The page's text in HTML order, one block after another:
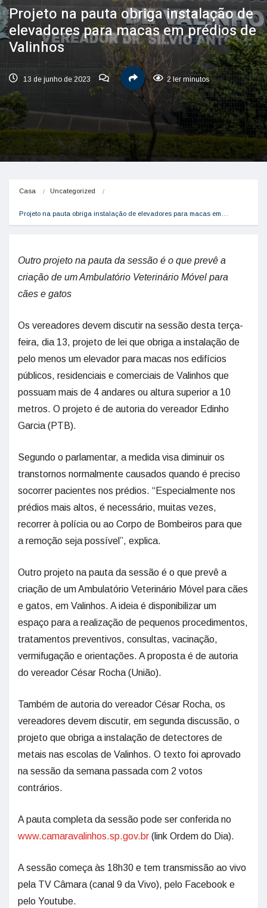
Projeto na pauta obriga instalação de
elevadores para macas em prédios de
Valinhos
13 de junho de 2023 2 ler minutos
Casa Uncategorized
Projeto na pauta obriga instalação de elevadores para macas em…
Outro projeto na pauta da sessão é o que prevê a
criação de um Ambulatório Veterinário Móvel para
cães e gatos
Os vereadores devem discutir na sessão desta terça-
feira, dia 13, projeto de lei que obriga a instalação de
pelo menos um elevador para macas nos edifícios
públicos, residenciais e comerciais de Valinhos que
possuam mais de 4 andares ou altura superior a 10
metros. O projeto é de autoria do vereador Edinho
Garcia (PTB).
Segundo o parlamentar, a medida visa diminuir os
transtornos normalmente causados quando é preciso
socorrer pacientes nos prédios. “Especialmente nos
prédios mais altos, é necessário, muitas vezes,
recorrer à polícia ou ao Corpo de Bombeiros para que
a remoção seja possível”, explica.
Outro projeto na pauta da sessão é o que prevê a
criação de um Ambulatório Veterinário Móvel para cães
e gatos, em Valinhos. A ideia é disponibilizar um
espaço para a realização de pequenos procedimentos,
tratamentos preventivos, consultas, vacinação,
vermifugação e orientações. A proposta é de autoria
do vereador César Rocha (União).
Também de autoria do vereador César Rocha, os
vereadores devem discutir, em segunda discussão, o
projeto que obriga a instalação de detectores de
metais nas escolas de Valinhos. O texto foi aprovado
na sessão da semana passada com 2 votos
contrários.
A pauta completa da sessão pode ser conferida no
www.camaravalinhos.sp.gov.br (link Ordem do Dia).
A sessão começa às 18h30 e tem transmissão ao vivo
pela TV Câmara (canal 9 da Vivo), pelo Facebook e
pelo Youtube.